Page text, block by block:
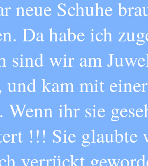
neue Schuhe
Da habe ich
sind wir am
und kam mit
Wenn ihr sie
!!! Sie glaubte
verrückt